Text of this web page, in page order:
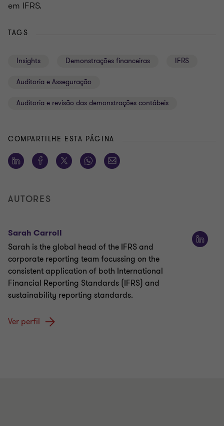
em IFRS.
TAGS
Insights Demonstrações financeiras IFRS
Auditoria e Asseguração
Auditoria e revisão das demonstrações contábeis
COMPARTILHE ESTA PÁGINA
AUTORES
Sarah Carroll
Sarah is the global head of the IFRS and
corporate reporting team focussing on the
consistent application of both International
Financial Reporting Standards (IFRS) and
sustainability reporting standards.
Ver perfil